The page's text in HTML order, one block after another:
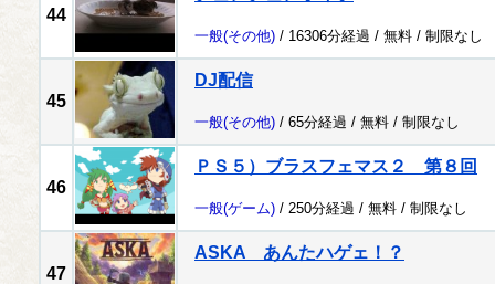
44
一般(その他) / 16306分経過 / 無料 / 制限なし
45
DJ配信
一般(その他) / 65分経過 / 無料 / 制限なし
46
ＰＳ５）ブラスフェマス２ 第８回
一般(ゲーム) / 250分経過 / 無料 / 制限なし
47
ASKA あんたハゲェ！？